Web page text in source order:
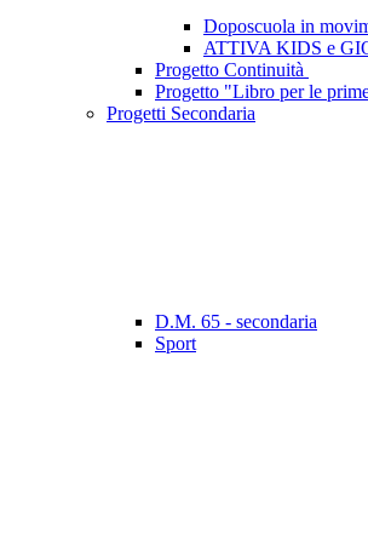
Doposcuola in
ATTIVA KIDS e
Progetto Continuità
Progetto "Libro per le
Progetti Secondaria
D.M. 65 - secondaria
Sport